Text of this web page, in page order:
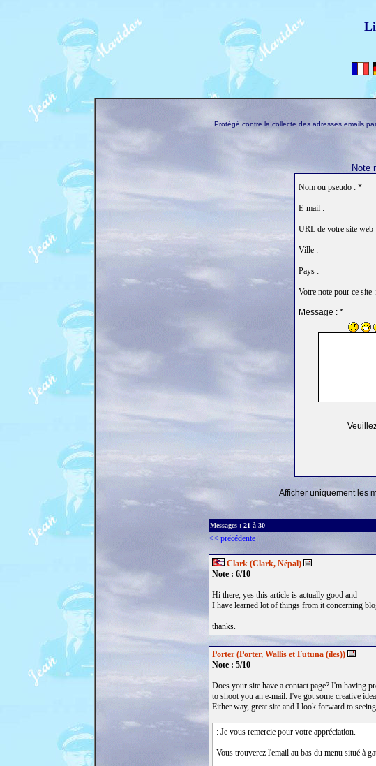
Protégé contre la collecte des adresses emails
Note
Nom ou pseudo : *
E-mail :
URL de votre site web
Ville :
Pays :
Votre note pour ce site :
Message : *
Afficher uniquement les
Messages : 21 à 30
<< précédente
Clark (Clark, Népal)
Note : 6/10
Hi there, yes this article is actually good and
I have learned lot of things from it concerning
thanks.
Porter (Porter, Wallis et Futuna (îles))
Note : 5/10
Does your site have a contact page? I'm having
to shoot you an e-mail. I've got some creative
Either way, great site and I look forward to
: Je vous remercie pour votre appréciation.
Vous trouverez l'email au bas du menu situé à